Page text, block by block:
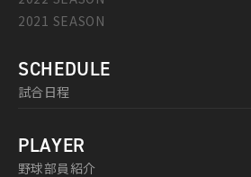
2021 SEASON
SCHEDULE
試合日程
PLAYER
野球部員紹介